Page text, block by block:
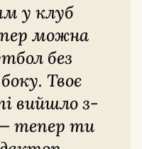
можна
без
Твоє
вийшло з-
тепер ти